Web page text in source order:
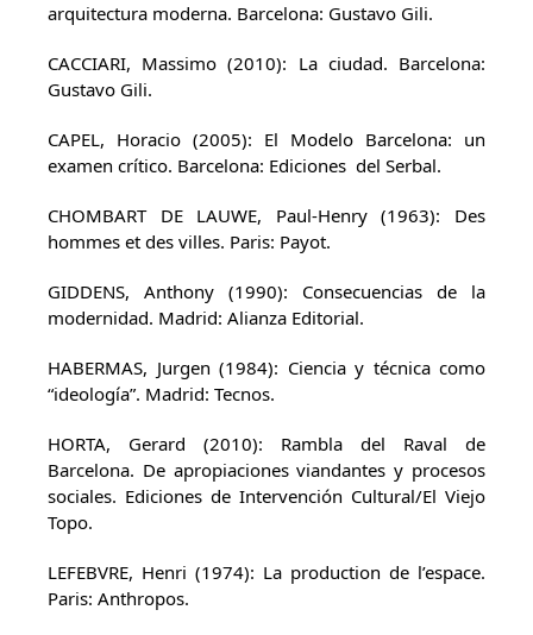
arquitectura moderna. Barcelona: Gustavo Gili.
CACCIARI, Massimo (2010): La ciudad. Barcelona:
Gustavo Gili.
CAPEL, Horacio (2005): El Modelo Barcelona: un
examen crítico. Barcelona: Ediciones del Serbal.
CHOMBART DE LAUWE, Paul-Henry (1963): Des
hommes et des villes. Paris: Payot.
GIDDENS, Anthony (1990): Consecuencias de la
modernidad. Madrid: Alianza Editorial.
HABERMAS, Jurgen (1984): Ciencia y técnica como
“ideología”. Madrid: Tecnos.
HORTA, Gerard (2010): Rambla del Raval de
Barcelona. De apropiaciones viandantes y procesos
sociales. Ediciones de Intervención Cultural/El Viejo
Topo.
LEFEBVRE, Henri (1974): La production de l’espace.
Paris: Anthropos.